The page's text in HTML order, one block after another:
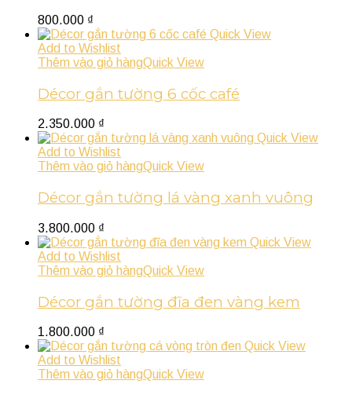
800.000 ₫
Quick View
Add to Wishlist
Thêm vào giỏ hàngQuick View
Décor gắn tường 6 cốc café
2.350.000 ₫
Quick View
Add to Wishlist
Thêm vào giỏ hàngQuick View
Décor gắn tường lá vàng xanh vuông
3.800.000 ₫
Quick View
Add to Wishlist
Thêm vào giỏ hàngQuick View
Décor gắn tường đĩa đen vàng kem
1.800.000 ₫
Quick View
Add to Wishlist
Thêm vào giỏ hàngQuick View